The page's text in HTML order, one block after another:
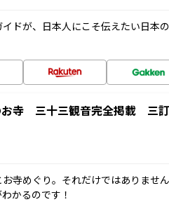
ドが、日本人にこそ伝えたい日本
寺 三十三観音完全掲載 三
寺めぐり。それだけではありませ
かるのです！